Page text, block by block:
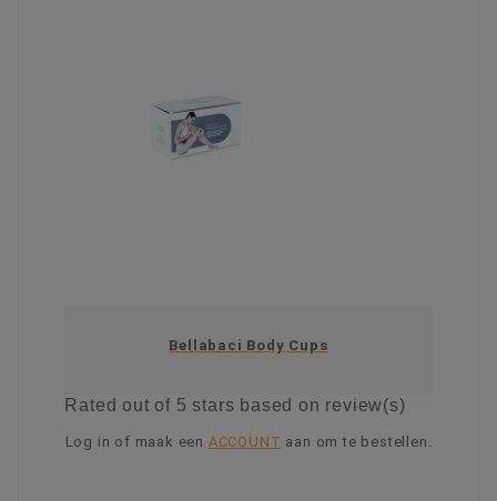
Bellabaci Body Cups
Ratedout of 5 stars based on review(s)
Log in of maak een ACCOUNT aan om te bestellen.